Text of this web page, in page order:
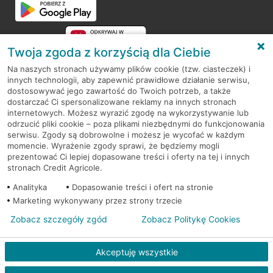
RODO
Regulamin serwisu
Mapa serwisu
PolitykaCookies
© 2026 Credit Agricole Bank Polska S.A. Wszelkie prawa zastrzeżone
Twoja zgoda z korzyścią dla Ciebie
Na naszych stronach używamy plików cookie (tzw. ciasteczek) i
innych technologii, aby zapewnić prawidłowe działanie serwisu,
dostosowywać jego zawartość do Twoich potrzeb, a także
dostarczać Ci spersonalizowane reklamy na innych stronach
internetowych. Możesz wyrazić zgodę na wykorzystywanie lub
odrzucić pliki cookie – poza plikami niezbędnymi do funkcjonowania
serwisu. Zgody są dobrowolne i możesz je wycofać w każdym
momencie. Wyrażenie zgody sprawi, że będziemy mogli
prezentować Ci lepiej dopasowane treści i oferty na tej i innych
stronach Credit Agricole.
Analityka
Dopasowanie treści i ofert na stronie
Marketing wykonywany przez strony trzecie
Akceptuję wszystkie
Zobacz szczegóły zgód Zobacz Politykę Cookies